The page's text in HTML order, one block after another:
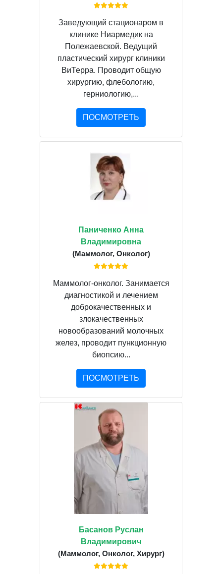
Заведующий стационаром в
клинике Ниармедик на
Полежаевской. Ведущий
пластический хирург клиники
ВиТерра. Проводит общую
хирургию, флебологию,
герниологию,...
ПОСМОТРЕТЬ
Паниченко Анна
Владимировна
(Маммолог, Онколог)
Маммолог-онколог. Занимается
диагностикой и лечением
доброкачественных и
злокачественных
новообразований молочных
желез, проводит пункционную
биопсию...
ПОСМОТРЕТЬ
Басанов Руслан
Владимирович
(Маммолог, Онколог, Хирург)